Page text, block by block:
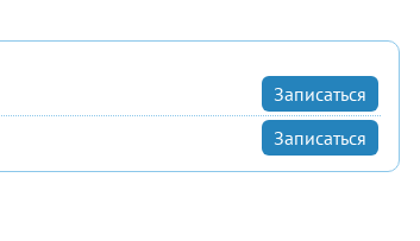
Записаться
Записаться